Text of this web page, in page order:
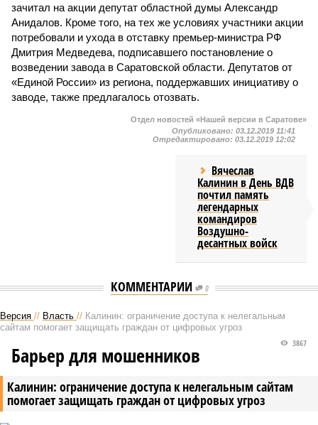
зачитал на акции депутат областной думы Александр
Анидалов. Кроме того, на тех же условиях участники акции
потребовали и ухода в отставку премьер-министра РФ
Дмитрия Медведева, подписавшего постановление о
возведении завода в Саратовской области. Депутатов от
«Единой России» из региона, поддержавших инициативу о
заводе, также предлагалось отозвать.
Отдел новостей «Нашей версии в Саратове»
Опубликовано: 03.12.2019 11:41
Отредактировано: 03.12.2019 12:02
Вячеслав
Калинин в День ВДВ
почтил память
легендарных
командиров
Воздушно-
десантных войск
КОММЕНТАРИИ 0
Версия // Власть // Калинин: ограничение доступа к нелегальным
сайтам помогает защищать граждан от цифровых угроз
Калинин: ограничение доступа к нелегальным сайтам
помогает защищать граждан от цифровых угроз
3867
Барьер для мошенников